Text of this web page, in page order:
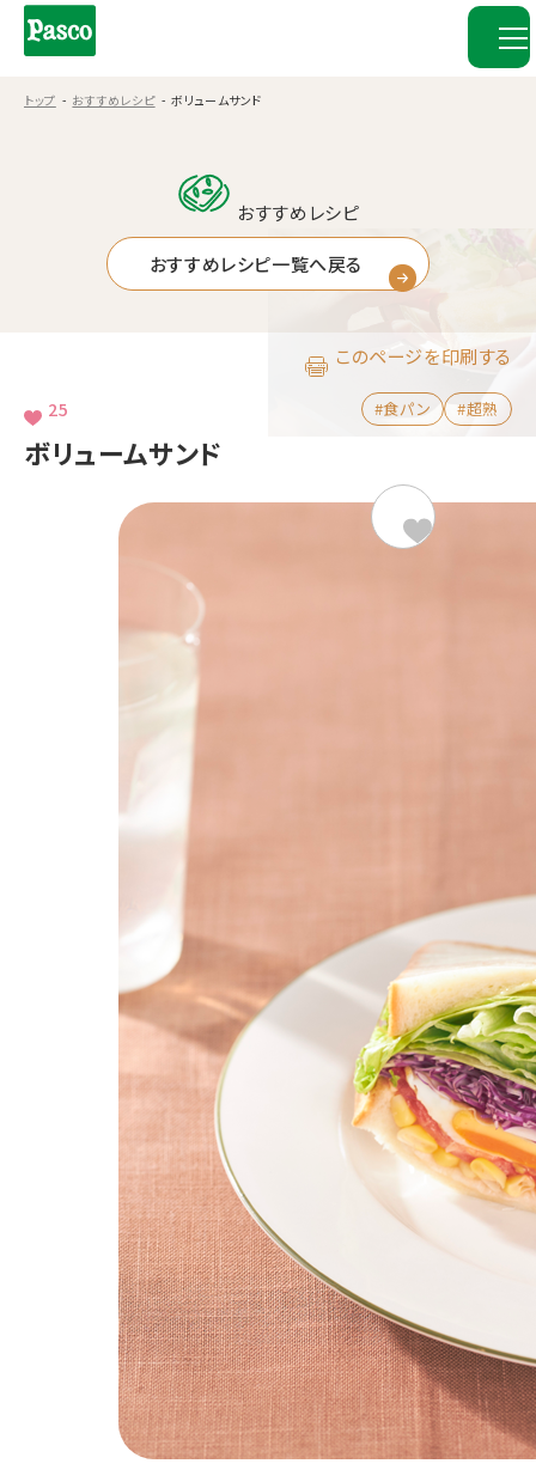
トップ おすすめレシピ ボリュームサンド
おすすめレシピ
おすすめレシピ一覧へ戻る
ボリュームサンド
25 #食パン #超熟
このページを印刷する